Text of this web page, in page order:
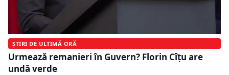
ȘTIRI DE ULTIMĂ ORĂ
Urmează remanieri în Guvern? Florin Cîțu are
undă verde